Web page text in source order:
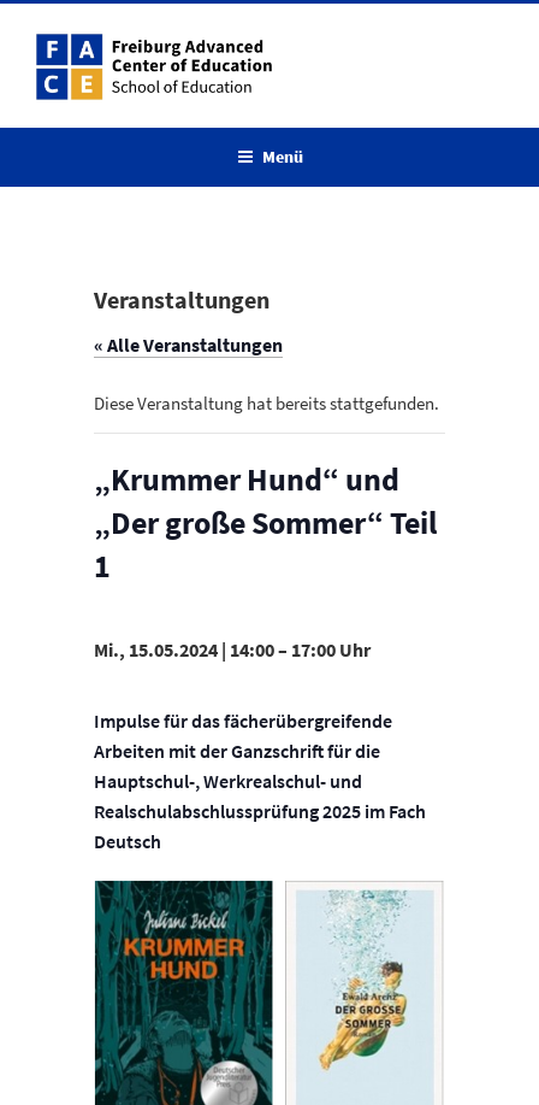
Inhalt
springen
Menü
Veranstaltungen
« Alle Veranstaltungen
Diese Veranstaltung hat bereits stattgefunden.
„Krummer Hund“ und
„Der große Sommer“ Teil
1
Mi., 15.05.2024 | 14:00– 17:00
Impulse für das fächerübergreifende
Arbeiten mit der Ganzschrift für die
Hauptschul-, Werkrealschul- und
Realschulabschlussprüfung 2025 im Fach
Deutsch